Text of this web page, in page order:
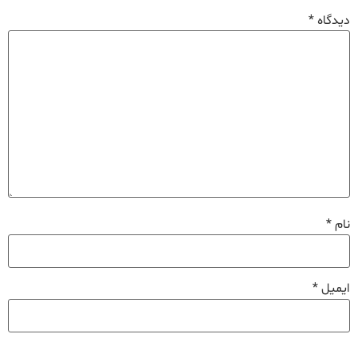
دیدگاه*
نام*
ایمیل*